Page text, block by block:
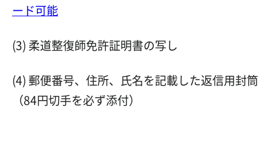
ード可能
(3) 柔道整復師免許証明書の写し
(4) 郵便番号、住所、氏名を記載した返信用封筒
（84円切手を必ず添付）